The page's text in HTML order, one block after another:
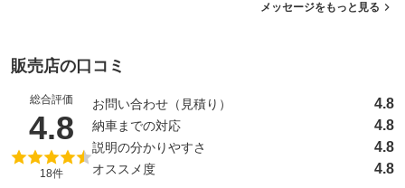
メッセージをもっと見る
販売店の口コミ
総合評価
4.8 （5点満点中）
18件
お問い合わせ（見積り） 4.8
納車までの対応 4.8
説明の分かりやすさ 4.8
オススメ度 4.8